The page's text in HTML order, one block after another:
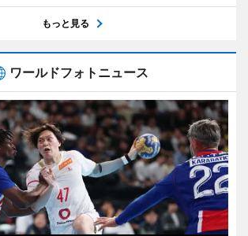
もっと見る
ワールドフォトニュース